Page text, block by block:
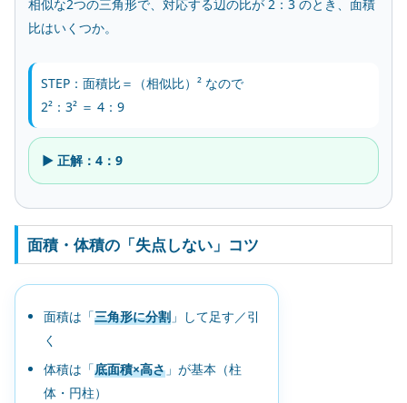
相似な2つの三角形で、対応する辺の比が 2：3 のとき、面積
比はいくつか。
STEP：面積比＝（相似比）² なので
2²：3² ＝ 4：9
▶ 正解：4：9
面積・体積の「失点しない」コツ
面積は「三角形に分割」して足す／引
く
体積は「底面積×高さ」が基本（柱
体・円柱）